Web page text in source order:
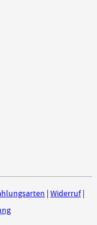
Widerruf|